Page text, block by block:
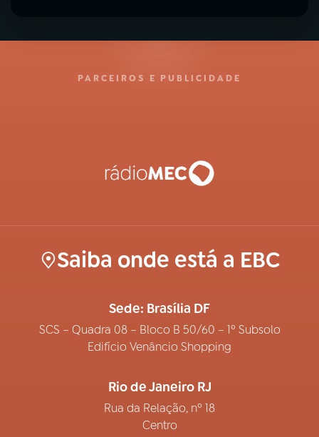
PARCEIROS E PUBLICIDADE
Saiba onde está a EBC
Sede: Brasília DF
SCS – Quadra 08 – Bloco B 50/60 – 1º Subsolo
Edifício Venâncio Shopping
Rio de Janeiro RJ
Rua da Relação, nº 18
Centro